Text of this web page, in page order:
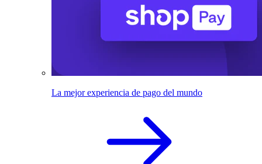
La mejor experiencia de pago del mundo